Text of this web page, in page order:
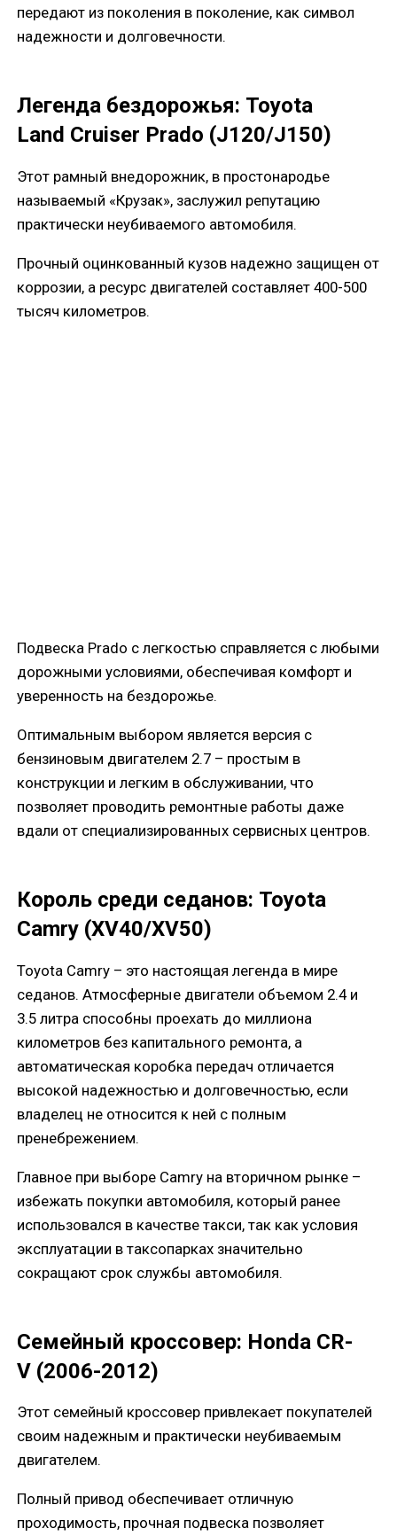
передают из поколения в поколение, как символ
надежности и долговечности.
Легенда бездорожья: Toyota
Land Cruiser Prado (J120/J150)
Этот рамный внедорожник, в простонародье
называемый «Крузак», заслужил репутацию
практически неубиваемого автомобиля.
Прочный оцинкованный кузов надежно защищен от
коррозии, а ресурс двигателей составляет 400-500
тысяч километров.
Подвеска Prado с легкостью справляется с любыми
дорожными условиями, обеспечивая комфорт и
уверенность на бездорожье.
Оптимальным выбором является версия с
бензиновым двигателем 2.7 – простым в
конструкции и легким в обслуживании, что
позволяет проводить ремонтные работы даже
вдали от специализированных сервисных центров.
Король среди седанов: Toyota
Camry (XV40/XV50)
Toyota Camry – это настоящая легенда в мире
седанов. Атмосферные двигатели объемом 2.4 и
3.5 литра способны проехать до миллиона
километров без капитального ремонта, а
автоматическая коробка передач отличается
высокой надежностью и долговечностью, если
владелец не относится к ней с полным
пренебрежением.
Главное при выборе Camry на вторичном рынке –
избежать покупки автомобиля, который ранее
использовался в качестве такси, так как условия
эксплуатации в таксопарках значительно
сокращают срок службы автомобиля.
Семейный кроссовер: Honda CR-
V (2006-2012)
Этот семейный кроссовер привлекает покупателей
своим надежным и практически неубиваемым
двигателем.
Полный привод обеспечивает отличную
проходимость, прочная подвеска позволяет